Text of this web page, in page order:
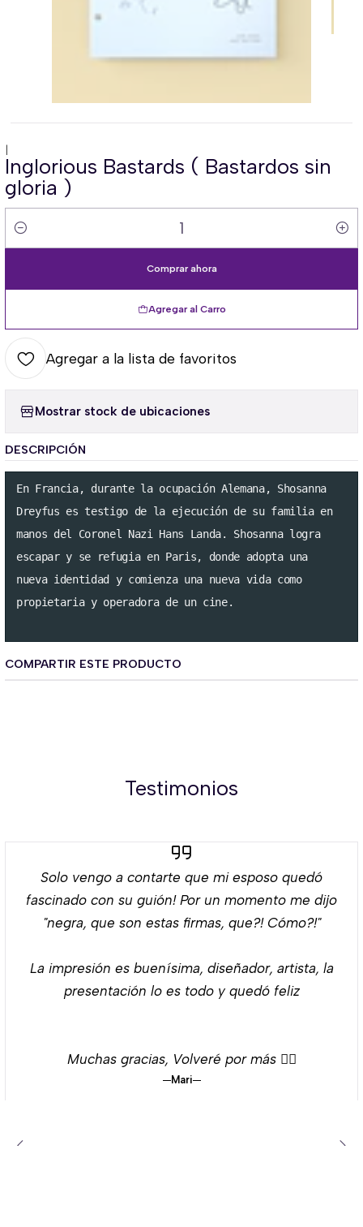
|
Inglorious Bastards ( Bastardos sin
gloria )
Cantidad
Agregar al Carro
Comprar ahora
Agregar a la lista de favoritos
Mostrar stock de ubicaciones
DESCRIPCIÓN
En Francia, durante la ocupación Alemana, Shosanna
Dreyfus es testigo de la ejecución de su familia en
manos del Coronel Nazi Hans Landa. Shosanna logra
escapar y se refugia en Paris, donde adopta una
nueva identidad y comienza una nueva vida como
COMPARTIR ESTE PRODUCTO
Testimonios
Solo vengo a contarte que mi esposo quedó
fascinado con su guión! Por un momento me dijo
"negra, que son estas firmas, que?! Cómo?!"
La impresión es buenísima, diseñador, artista, la
presentación lo es todo y quedó feliz
Muchas gracias, Volveré por más 👌🏻
Mari